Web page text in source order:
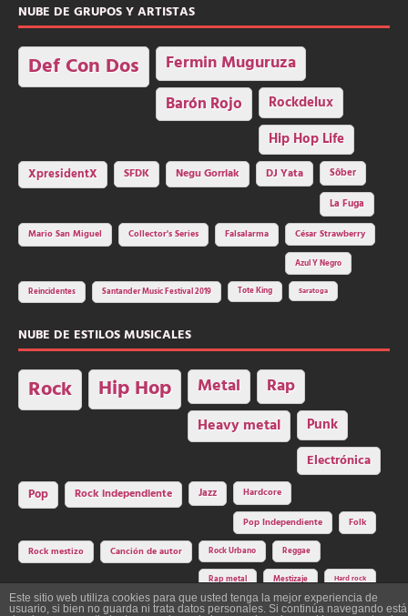
NUBE DE GRUPOS Y ARTISTAS
Def Con Dos Fermin Muguruza
Barón Rojo Rockdelux
Hip Hop Life
XpresidentX SFDK Negu Gorriak DJ Yata
Sôber
La Fuga
Mario San Miguel
Collector's Series Falsalarma César Strawberry
Azul Y Negro
Reincidentes Santander Music Festival 2019 Tote King Saratoga
NUBE DE ESTILOS MUSICALES
Rock Hip Hop Metal Rap
Heavy metal Punk
Electrónica
Pop Rock independiente Jazz Hardcore
Pop Independiente Folk
Rock mestizo Canción de autor Rock Urbano Reggae
Rap metal Mestizaje Hard rock
Este sitio web utiliza cookies para que usted tenga la mejor experiencia de
usuario, si bien no guarda ni trata datos personales. Si continúa navegando está